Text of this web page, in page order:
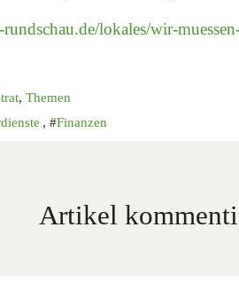
lokales/wir-
, Themen
, Finanzen
Artikel